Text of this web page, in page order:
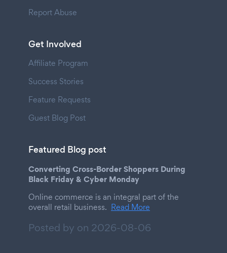
Report Abuse
Get Involved
Affiliate Program
Success Stories
Feature Requests
Guest Blog Post
Featured Blog post
Converting Cross-Border Shoppers During
Black Friday & Cyber Monday
Online commerce is an integral part of the
overall retail business. Read More
Posted by on 2026-08-06